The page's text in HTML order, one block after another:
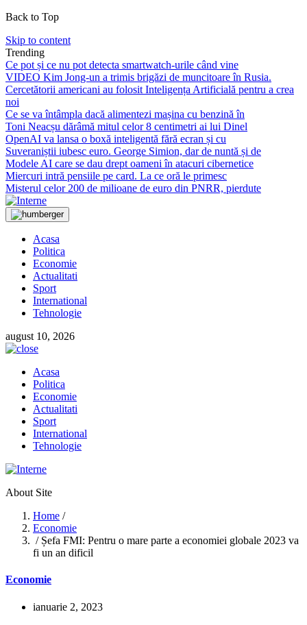
Back to Top
Skip to content
Trending
Ce pot și ce nu pot detecta smartwatch-urile când vine
VIDEO Kim Jong-un a trimis brigăzi de muncitoare în Rusia.
Cercetătorii americani au folosit Inteligența Artificială pentru a crea
noi
Ce se va întâmpla dacă alimentezi mașina cu benzină în
Toni Neacșu dărâmă mitul celor 8 centimetri ai lui Dinel
OpenAI va lansa o boxă inteligentă fără ecran și cu
Suveraniștii iubesc euro. George Simion, dar de nuntă și de
Modele AI care se dau drept oameni în atacuri cibernetice
Miercuri intră pensiile pe card. La ce oră le primesc
Misterul celor 200 de milioane de euro din PNRR, pierdute
Acasa
Politica
Economie
Actualitati
Sport
International
Tehnologie
august 10, 2026
Acasa
Politica
Economie
Actualitati
Sport
International
Tehnologie
About Site
Home /
Economie
/ Șefa FMI: Pentru o mare parte a economiei globale 2023 va
fi un an dificil
Economie
ianuarie 2, 2023